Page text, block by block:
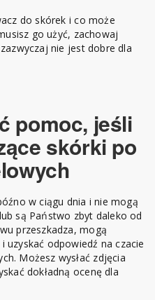
do skórek i co może
go użyć, zachowaj
nie jest dobre dla
pomoc, jeśli
skórki po
w ciągu dnia i nie mogą
są Państwo zbyt daleko od
przeszkadza, mogą
uzyskać odpowiedź na czacie
Możesz wysłać zdjęcia
dokładną ocenę dla